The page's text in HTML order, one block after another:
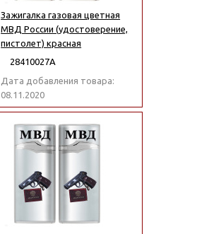
Зажигалка газовая цветная
МВД России (удостоверение,
пистолет) красная
28410027А
Дата добавления товара:
08.11.2020